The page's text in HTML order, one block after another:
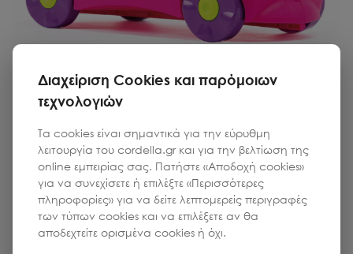
TRUNKI
Παιδική Ride-on Βαλίτσα Trixie Pink
608-362-15983
Τιμή
70.00€
Διαχείριση Cookies και παρόμοιων
τεχνολογιών
Τα cookies είναι σημαντικά για την εύρυθμη
λειτουργία του cordella.gr και για την βελτίωση της
online εμπειρίας σας. Πατήστε «Αποδοχή cookies»
για να συνεχίσετε ή επιλέξτε «Περισσότερες
πληροφορίες» για να δείτε λεπτομερείς περιγραφές
των τύπων cookies και να επιλέξετε αν θα
αποδεχτείτε ορισμένα cookies ή όχι.